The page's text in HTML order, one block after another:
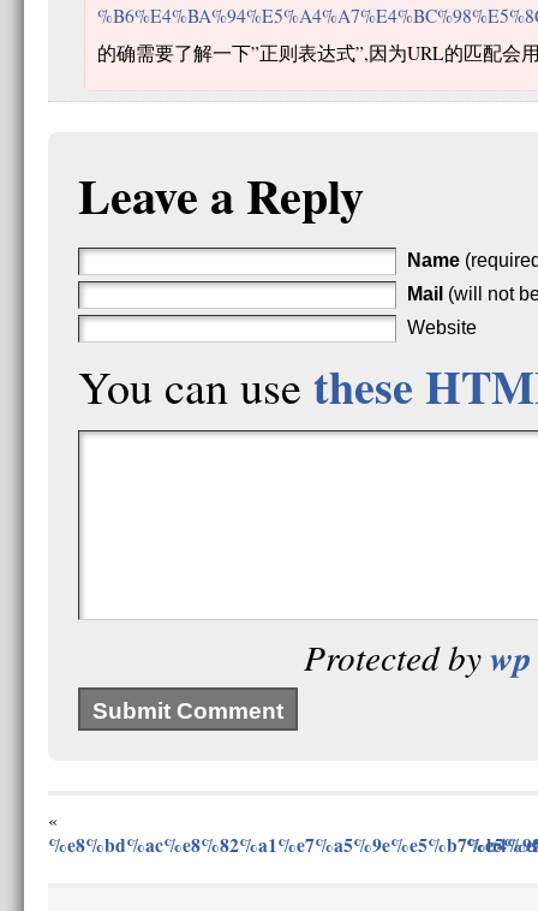
的确需要了解一下”正则表达式”,因为URL的匹配会
Leave a Reply
Name
Mail (will not
Website
You can use these
Protected by
«